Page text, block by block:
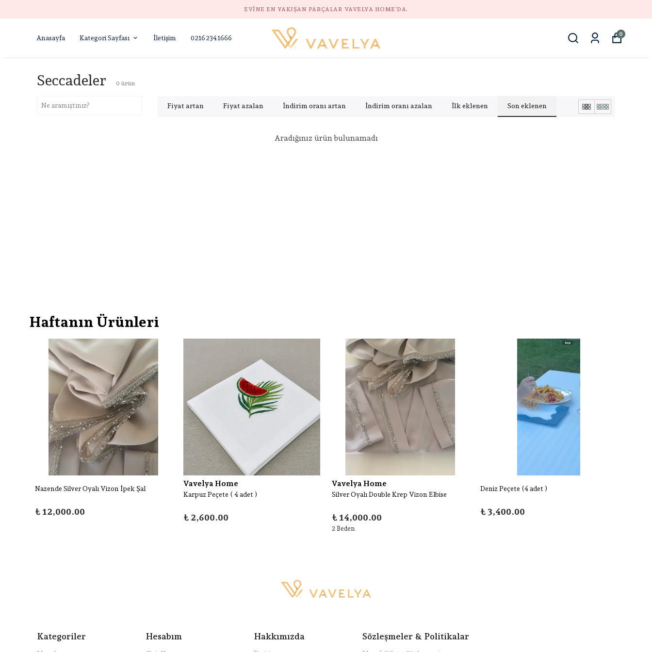
GÜVENLI ALIŞVERIŞ, DOĞAL STIL, HUZURLU EV.
Anasayfa Kategori Sayfası İletişim 0216 234 1666 0
Seccadeler 0 ürün
Fiyat artan Fiyat azalan İndirim oranı artan İndirim oranı azalan İlk eklenen Son eklenen
Aradığınız ürün bulunamadı
Haftanın Ürünleri
Nazende Silver Oyalı Vizon İpek Şal
₺ 12,000.00
Vavelya Home
Karpuz Peçete ( 4 adet )
₺ 2,600.00
Vavelya Home
Silver Oyalı Double Krep Vizon Elbise
₺ 14,000.00
2 Beden
Deniz Peçete (4 adet )
₺ 3,400.00
Kategoriler Hesabım Hakkımızda Sözleşmeler & Politikalar